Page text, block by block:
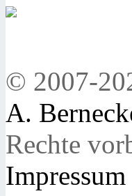
© 2007-
A.
Rechte
Impressum